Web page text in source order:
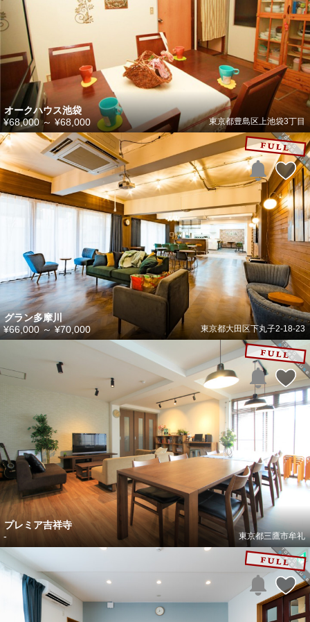
オークハウス池袋
東京都豊島区上池袋3丁目
¥68,000～ ¥68,000
グラン多摩川
東京都大田区下丸子2-18-23
¥66,000～ ¥70,000
プレミア吉祥寺
東京都三鷹市牟礼
-